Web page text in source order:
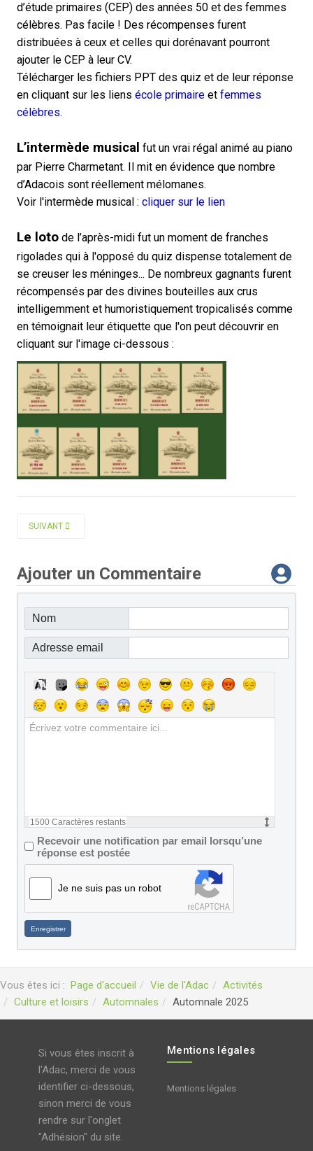
d’étude primaires (CEP) des années 50 et des femmes
célèbres. Pas facile ! Des récompenses furent
distribuées à ceux et celles qui dorénavant pourront
ajouter le CEP à leur CV.
Télécharger les fichiers PPT des quiz et de leur réponse
en cliquant sur les liens école primaire et femmes
célèbres.
L’intermède musical fut un vrai régal animé au piano
par Pierre Charmetant. Il mit en évidence que nombre
d’Adacois sont réellement mélomanes.
Voir l'intermède musical : cliquer sur le lien
Le loto de l’après-midi fut un moment de franches
rigolades qui à l'opposé du quiz dispense totalement de
se creuser les méninges... De nombreux gagnants furent
récompensés par des divines bouteilles aux crus
intelligemment et humoristiquement tropicalisés comme
en témoignait leur étiquette que l'on peut découvrir en
cliquant sur l'image ci-dessous :
ARTICLE SUIVANT : AUTOMNALE 2023 : LES 20 ANS DE L'ADAC
SUIVANT
Ajouter un Commentaire
Nom
Adresse email
1500 Caractères restants
Recevoir une notification par email lorsqu’une
réponse est postée
Je ne suis pas un robot
Enregistrer
Vous êtes ici : Page d'accueil Vie de l'Adac
Activités
Culture et loisirs
Automnales Automnale 2025
Si vous êtes inscrit à
l'Adac, merci de vous
identifier ci-dessous,
sinon merci de vous
rendre sur l'onglet
"Adhésion" du site.
Mentions légales
Mentions légales